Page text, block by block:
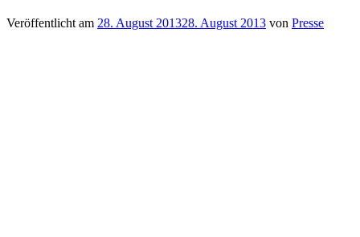
Veröffentlicht am 28. August 201328. August 2013 von Presse